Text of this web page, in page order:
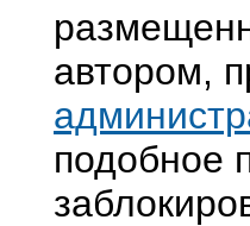
автором,
подобное